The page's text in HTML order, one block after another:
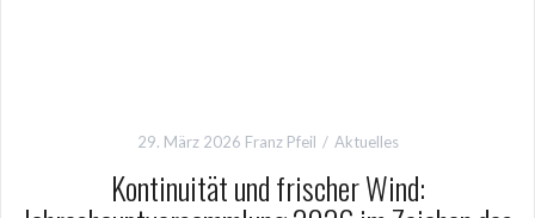
29. März 2026 Franz Pfeil Aktuelles
Kontinuität und frischer Wind: